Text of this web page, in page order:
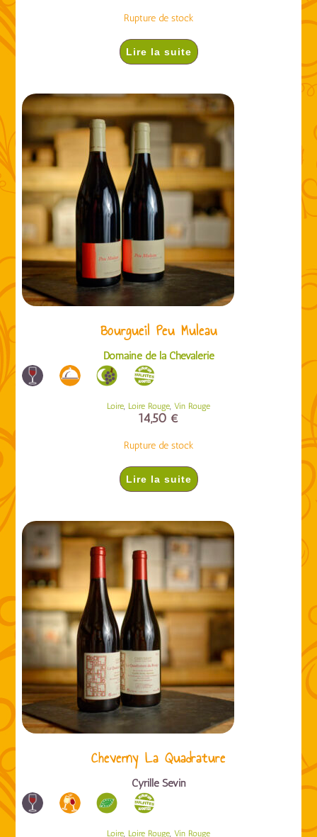
Rupture de stock
Lire la suite
Bourgueil Peu Muleau
Domaine de la Chevalerie
Loire, Loire Rouge, Vin Rouge
14,50 €
Rupture de stock
Lire la suite
Cheverny La Quadrature
Cyrille Sevin
Loire, Loire Rouge, Vin Rouge